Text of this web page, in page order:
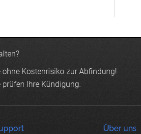
ohne Kostenrisiko zur Abfindung!
Ihre Kündigung.
Über uns